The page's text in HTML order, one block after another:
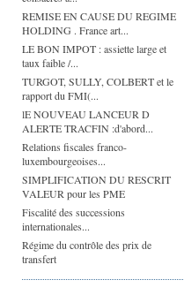
REMISE EN CAUSE DU REGIME
HOLDING . France art...
LE BON IMPOT : assiette large et
taux faible /...
TURGOT, SULLY, COLBERT et le
rapport du FMI(...
lE NOUVEAU LANCEUR D
ALERTE TRACFIN :d'abord...
Relations fiscales franco-
luxembourgeoises...
SIMPLIFICATION DU RESCRIT
VALEUR pour les PME
Fiscalité des successions
internationales...
Régime du contrôle des prix de
transfert